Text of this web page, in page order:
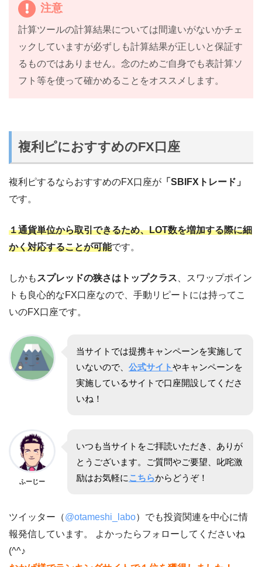
注意
計算ツールの計算結果については間違いがないかチェ
ックしていますが必ずしも計算結果が正しいと保証す
るものではありません。念のためご自身でも表計算ソ
フト等を使って確かめることをオススメします。
複利ピにおすすめのFX口座
複利ピするならおすすめのFX口座が 「SBIFXトレード」
です。
１通貨単位から取引できるため、LOT数を増加する際に細
かく対応することが可能です。
しかも スプレッドの狭さはトップクラス 、スワップポイン
トも良心的なFX口座なので、手動リピートには持ってこ
いのFX口座です。
当サイトでは提携キャンペーンを実施して
いないので、 公式サイトやキャンペーンを
実施しているサイトで口座開設してくださ
いね！
ふーじー
いつも当サイトをご拝読いただき、ありが
とうございます。ご質問やご要望、叱咤激
励はお気軽にこちらからどうぞ！
ツイッター（@otameshi_labo）でも投資関連を中心に情
報発信しています。 よかったらフォローしてくださいね
(^^♪